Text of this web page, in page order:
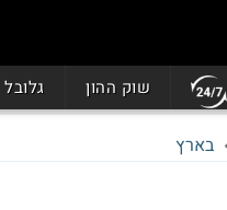
שוק ההון גלובל
בארץ